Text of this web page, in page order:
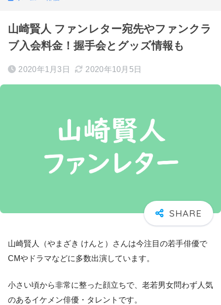
山崎賢人 ファンレター宛先やファンクラ
ブ入会料金！握手会とグッズ情報も
2020年1月3日 2020年10月5日
山崎賢人（やまざき けんと）さんは今注目の若手俳優で
CMやドラマなどに多数出演しています。
小さい頃から非常に整った顔立ちで、老若男女問わず人気
のあるイケメン俳優・タレントです。